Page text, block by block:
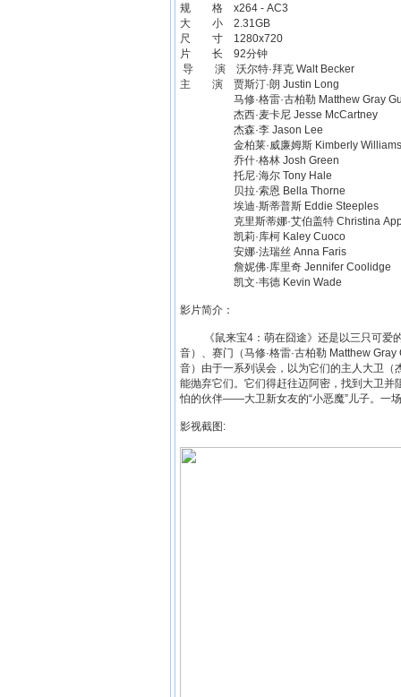
规 格 x264 - AC3
大 小 2.31GB
尺 寸 1280x720
片 长 92分钟
导 演 沃尔特·拜克 Walt Becker
主 演 贾斯汀·朗 Justin Long
马修·格雷·古柏勒 Matthew Gray
杰西·麦卡尼 Jesse McCartney
杰森·李 Jason Lee
金柏莱·威廉姆斯 Kimberly Williams
乔什·格林 Josh Green
托尼·海尔 Tony Hale
贝拉·索恩 Bella Thorne
埃迪·斯蒂普斯 Eddie Steeples
克里斯蒂娜·艾伯盖特 Christina
凯莉·库柯 Kaley Cuoco
安娜·法瑞丝 Anna Faris
詹妮佛·库里奇 Jennifer Coolidge
凯文·韦德 Kevin Wade
影片简介：
《鼠来宝4：萌在囧途》还是以三只可爱的
音）、赛门（马修·格雷·古柏勒 Matthew
音）由于一系列误会，以为它们的主人大卫
能抛弃它们。它们得赶往迈阿密，找到大卫
怕的伙伴——大卫新女友的“小恶魔”儿子。一
影视截图: